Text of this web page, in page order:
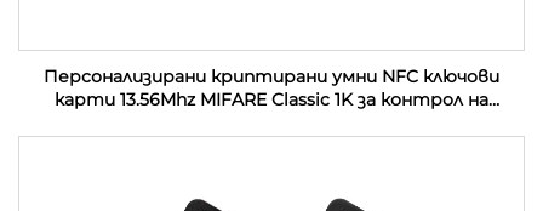
Персонализирани криптирани умни NFC ключови
карти 13.56Mhz MIFARE Classic 1K за контрол на